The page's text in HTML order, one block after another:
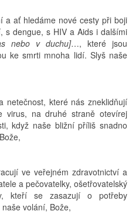
a ať hledáme nové cesty při boji
s dengue, s HIV a Aids i dalšími
nebo v duchu]…, které jsou
ke smrti mnoha lidí. Slyš naše
netečnost, které nás zneklidňují
virus, na druhé straně otevírej
když naše bližní příliš snadno
ve veřejném zdravotnictví a
a pečovatelky, ošetřovatelský
kteří se zasazují o potřeby
volání, Bože,